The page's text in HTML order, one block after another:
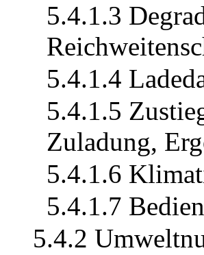
5.4.1.3
5.4.1.4
5.4.1.5
Zuladung,
5.4.1.6
5.4.1.7
5.4.2